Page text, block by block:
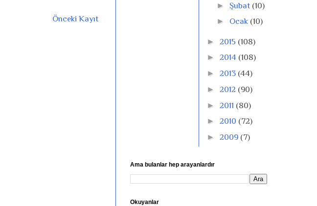
Önceki Kayıt
► Şubat (10)
► Ocak (10)
► 2015 (108)
► 2014 (108)
► 2013 (44)
► 2012 (90)
► 2011 (80)
► 2010 (72)
► 2009 (7)
Ama bulanlar hep arayanlardır
Okuyanlar